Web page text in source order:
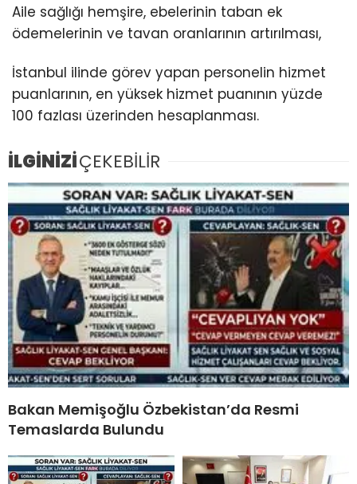
Aile sağlığı hemşire, ebelerinin taban ek
ödemelerinin ve tavan oranlarının artırılması,
İstanbul ilinde görev yapan personelin hizmet
puanlarının, en yüksek hizmet puanının yüzde
100 fazlası üzerinden hesaplanması.
İLGİNİZİÇEKEBİLİR
Bakan Memişoğlu Özbekistan’da Resmi
Temaslarda Bulundu